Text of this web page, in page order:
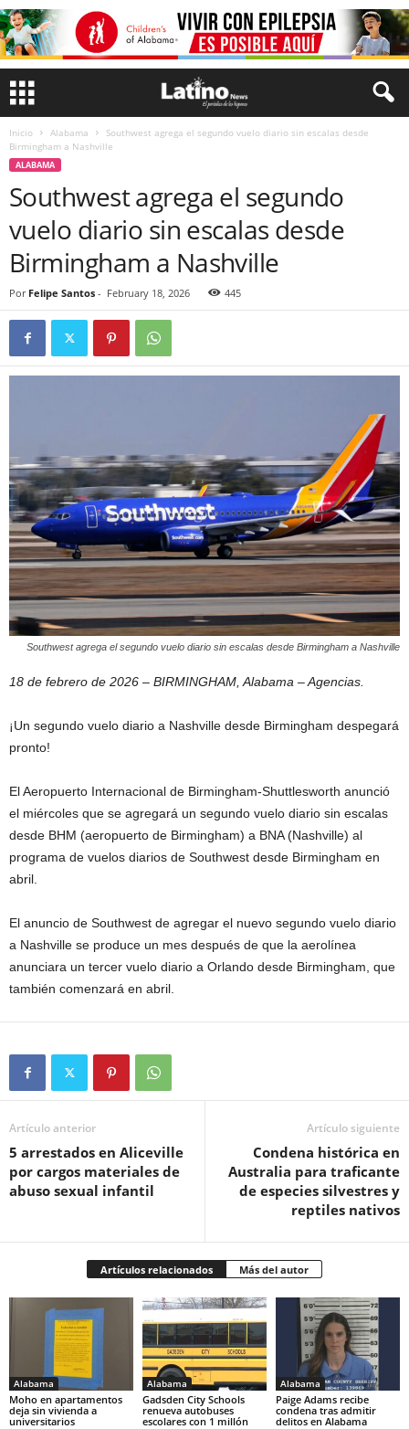
Inicio Alabama
Southwest agrega el segundo vuelo diario sin escalas desde
Birmingham a Nashville
ALABAMA
Southwest agrega el segundo
vuelo diario sin escalas desde
Birmingham a Nashville
Por Felipe Santos - February 18, 2026 445
Southwest agrega el segundo vuelo diario sin escalas desde Birmingham a Nashville
18 de febrero de 2026 – BIRMINGHAM, Alabama – Agencias.
¡Un segundo vuelo diario a Nashville desde Birmingham despegará
pronto!
El Aeropuerto Internacional de Birmingham-Shuttlesworth anunció
el miércoles que se agregará un segundo vuelo diario sin escalas
desde BHM (aeropuerto de Birmingham) a BNA (Nashville) al
programa de vuelos diarios de Southwest desde Birmingham en
abril.
El anuncio de Southwest de agregar el nuevo segundo vuelo diario
a Nashville se produce un mes después de que la aerolínea
anunciara un tercer vuelo diario a Orlando desde Birmingham, que
también comenzará en abril.
Artículo anterior
5 arrestados en Aliceville
por cargos materiales de
abuso sexual infantil
Artículo siguiente
Condena histórica en
Australia para traficante
de especies silvestres y
reptiles nativos
Artículos relacionados Más del autor
Alabama
Moho en apartamentos
deja sin vivienda a
universitarios
Alabama
Gadsden City Schools
renueva autobuses
escolares con 1 millón
Alabama
Paige Adams recibe
condena tras admitir
delitos en Alabama